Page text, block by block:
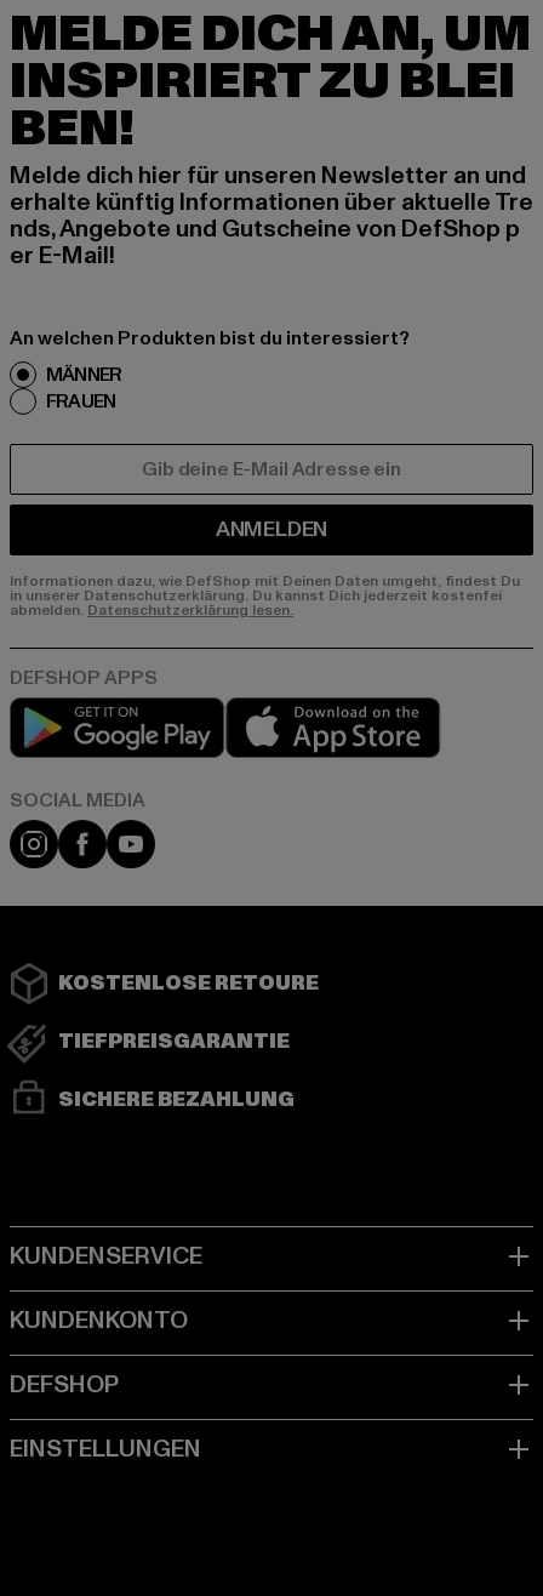
MELDE DICH AN, UM
INSPIRIERT ZU BLEI
BEN!
Melde dich hier für unseren Newsletter an und
erhalte künftig Informationen über aktuelle Tre
nds, Angebote und Gutscheine von DefShop p
er E-Mail!
An welchen Produkten bist du interessiert?
MÄNNER
FRAUEN
ANMELDEN
Informationen dazu, wie DefShop mit Deinen Daten umgeht, findest Du
in unserer Datenschutzerklärung. Du kannst Dich jederzeit kostenfei
abmelden. Datenschutzerklärung lesen.
Play market
Instagram
FacebookYouTube
KOSTENLOSE RETOURE
TIEFPREISGARANTIE
SICHERE BEZAHLUNG